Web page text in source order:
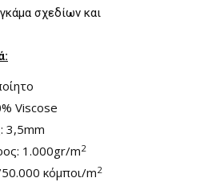
σχεδίων και
Viscose
3,5mm
1.000gr/m2
κόμποι/m2